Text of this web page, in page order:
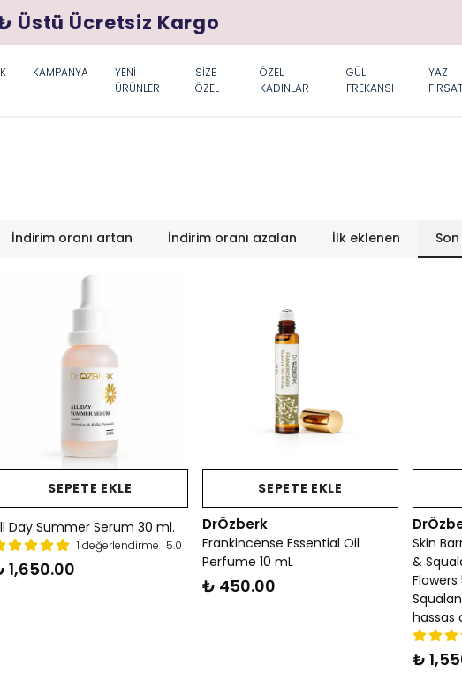
Üstü Ücretsiz Kargo
KAMPANYA
YENİ
ÜRÜNLER
SİZE
ÖZEL
ÖZEL
KADINLAR
GÜL
FREKANSI
YAZ
İndirim oranı artan İndirim oranı azalan İlk eklenen
SEPETE EKLE
Day Summer Serum 30 ml.
1 değerlendirme 5.0
1,650.00
SEPETE EKLE
DrÖzberk
Frankincense Essential Oil
Perfume 10 mL
₺ 450.00
Skin
&
hassas
₺